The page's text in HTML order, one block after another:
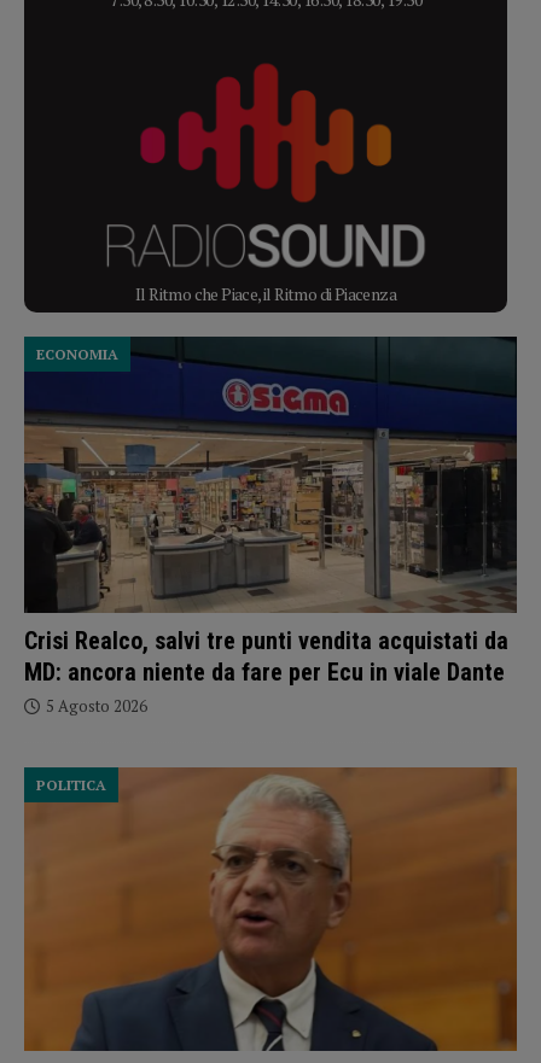
Il Ritmo che Piace, il Ritmo di Piacenza
Crisi Realco, salvi tre punti vendita acquistati da
MD: ancora niente da fare per Ecu in viale Dante
ECONOMIA
5 Agosto 2026
POLITICA